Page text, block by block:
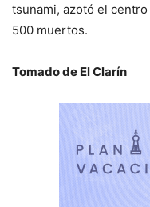
tsunami, azotó el
500 muertos.
Tomado de El Clarín